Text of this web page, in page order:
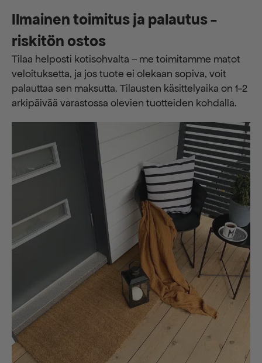
Ilmainen toimitus ja palautus -
riskitön ostos
Tilaa helposti kotisohvalta – me toimitamme matot
veloituksetta, ja jos tuote ei olekaan sopiva, voit
palauttaa sen maksutta. ​​Tilausten käsittelyaika on 1-2
arkipäivää varastossa olevien tuotteiden kohdalla.